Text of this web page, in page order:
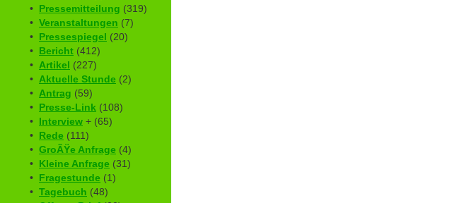
• Pressemitteilung (319)
• Veranstaltungen (7)
• Pressespiegel (20)
• Bericht (412)
• Artikel (227)
• Aktuelle Stunde (2)
• Antrag (59)
• Presse-Link (108)
• Interview + (65)
• Rede (111)
• GroÃŸe Anfrage (4)
• Kleine Anfrage (31)
• Fragestunde (1)
• Tagebuch (48)